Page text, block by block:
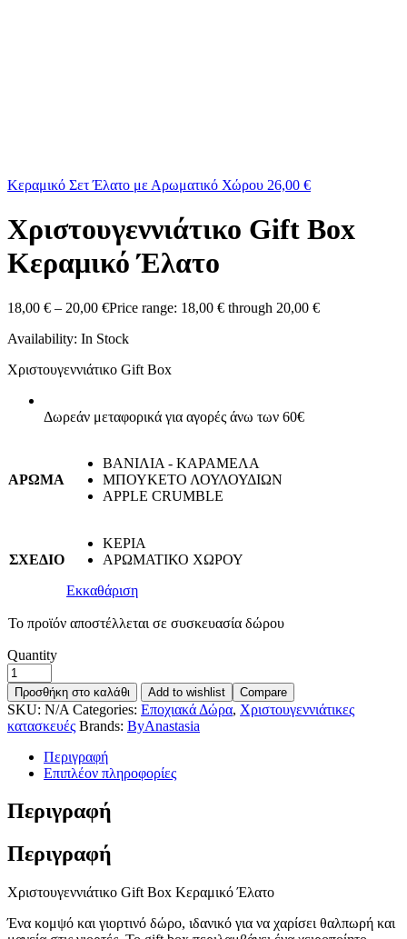
Κεραμικό Σετ Έλατο με Αρωματικό Χώρου 26,00 €
Χριστουγεννιάτικο Gift Box
Κεραμικό Έλατο
18,00 € – 20,00 €Price range: 18,00 € through 20,00 €
Availability: In Stock
Χριστουγεννιάτικο Gift Box
Δωρεάν μεταφορικά για αγορές άνω των 60€
ΑΡΩΜΑ
ΒΑΝΙΛΙΑ - ΚΑΡΑΜΕΛΑ
ΜΠΟΥΚΕΤΟ ΛΟΥΛΟΥΔΙΩΝ
APPLE CRUMBLE
ΣΧΕΔΙΟ
ΚΕΡΙΑ
ΑΡΩΜΑΤΙΚΟ ΧΩΡΟΥ
Εκκαθάριση
Το προϊόν αποστέλλεται σε συσκευασία δώρου
Quantity
Προσθήκη στο καλάθι Add to wishlist Compare
SKU: N/A Categories: Εποχιακά Δώρα, Χριστουγεννιάτικες
κατασκευές Brands: ByAnastasia
Περιγραφή
Επιπλέον πληροφορίες
Περιγραφή
Περιγραφή
Χριστουγεννιάτικο Gift Box Κεραμικό Έλατο
Ένα κομψό και γιορτινό δώρο, ιδανικό για να χαρίσει θαλπωρή και